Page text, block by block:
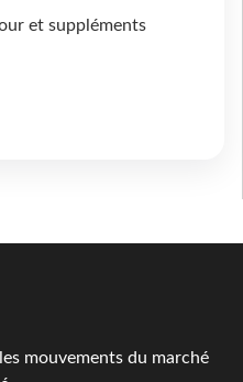
et suppléments
mouvements du marché